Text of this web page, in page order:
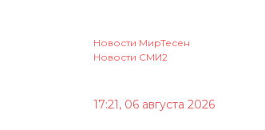
Новости МирТесен
Новости СМИ2
17:21, 06 августа 2026